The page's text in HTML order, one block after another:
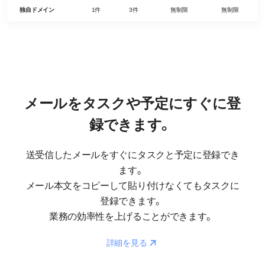
独自ドメイン 1件 3件 無制限 無制限
メールをタスクや予定にすぐに登
録できます。
送受信したメールをすぐにタスクと予定に登録でき
ます。
メール本文をコピーして貼り付けなくてもタスクに
登録できます。
業務の効率性を上げることができます。
Reaction
詳細を見る